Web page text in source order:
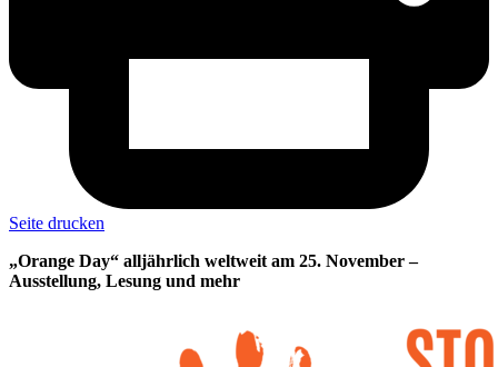
Seite drucken
„Orange Day“ alljährlich weltweit am 25. November –
Ausstellung, Lesung und mehr